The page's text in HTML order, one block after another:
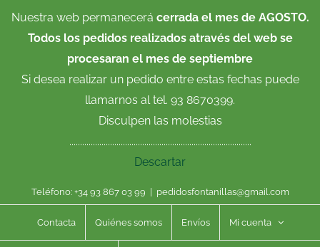
Nuestra web permanecerá cerrada el mes de AGOSTO.
Todos los pedidos realizados através del web se
procesaran el mes de septiembre
Si desea realizar un pedido entre estas fechas puede
llamarnos al tel. 93 8670399.
Disculpen las molestias
.....................................................................................
Descartar
Teléfono: +34 93 867 03 99 pedidosfontanillas@gmail.com
Contacta Quiénes somos Envíos Mi cuenta